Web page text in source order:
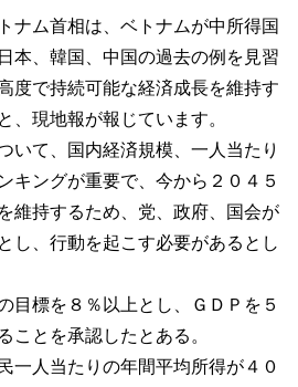
ナム首相は、ベトナムが中所得国
本、韓国、中国の過去の例を見習
度で持続可能な経済成長を維持す
、現地報が報じています。
いて、国内経済規模、一人当たり
キングが重要で、今から２０４５
維持するため、党、政府、国会が
し、行動を起こす必要があるとし
目標を８％以上とし、ＧＤＰを５
ことを承認したとある。
一人当たりの年間平均所得が４０